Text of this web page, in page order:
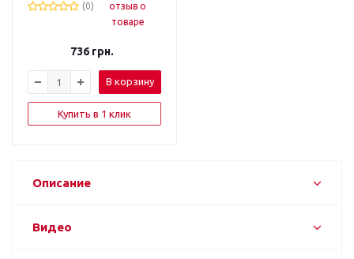
(0)
отзыв о
товаре
736грн.
В корзину
Купить в 1 клик
Описание
Видео